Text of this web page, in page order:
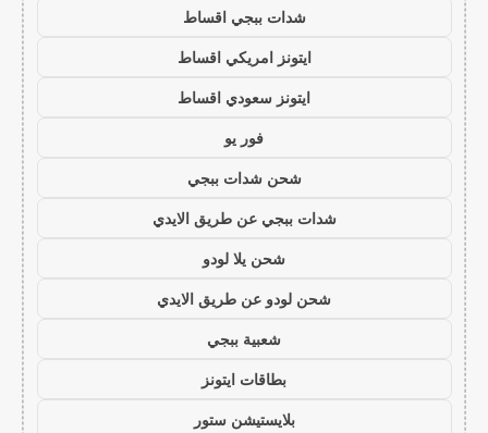
شدات ببجي اقساط
ايتونز امريكي اقساط
ايتونز سعودي اقساط
فور يو
شحن شدات ببجي
شدات ببجي عن طريق الايدي
شحن يلا لودو
شحن لودو عن طريق الايدي
شعبية ببجي
بطاقات ايتونز
بلايستيشن ستور